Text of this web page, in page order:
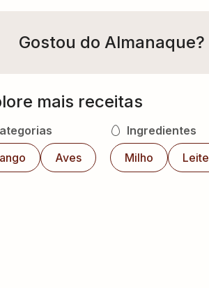
Gostou do Almanaque?
mais receitas
Aves
Ingredientes
Milho
Leite